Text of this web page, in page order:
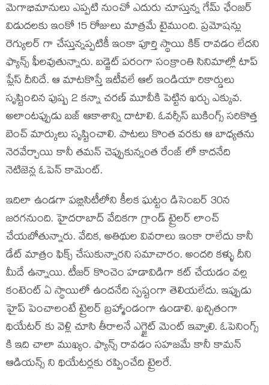
మెగాభిమానులు ఎప్పటి నుంచో ఎదురు చూస్తున్న గేమ్ ఛేంజర్
విడుదలకు ఇంకో 15 రోజులు మాత్రమే టైముంది. ప్రమోషన్లు
రెగ్యులర్ గా చేస్తున్నప్పటికీ ఇంకా పూర్తి స్థాయి కిక్ రావడం లేదని
ఫ్యాన్స్ ఫీలవుతున్నారు. బడ్జెట్ పరంగా సంక్రాంతి సినిమాల్లో టాప్
ప్లేస్ దీనిదే. ఆ మాటకొస్తే ఇటీవలే ఆల్ ఇండియా రికార్డులు
సృష్టించిన పుష్ప 2 కన్నా చరణ్ మూవీకి పెట్టిన ఖర్చు ఎక్కువ.
అలాంటప్పుడు బజ్ ఆకాశాన్ని దాటాలి. ఓవర్సీస్ బుకింగ్స్ సరికొత్త
బెంచ్ మార్కులు సృష్టించాలి. పాటలు కొంత వరకు ఆ బాధ్యతను
నెరవేర్చాయి కానీ తమన్ చెప్పుకున్నంత రేంజ్ లో కాదనేది
నెటిజెన్ల ఓపెన్ కామెంట్.
ఇదిలా ఉండగా పబ్లిసిటీలోని కీలక ఘట్టం డిసెంబర్ 30న
జరగనుంది. హైదరాబాద్ వేదికగా గ్రాండ్ ట్రైలర్ లాంచ్
చేయబోతున్నారు. వేదిక, అతిథుల వివరాలు ఇంకా రాలేదు కానీ
డేట్ మాత్రం ఫిక్స్ చేసుకున్నారని సమాచారం. అందరి కళ్ళు దీని
మీదే ఉన్నాయి. టీజర్ కొంచెం హడావిడిగా కట్ చేయడం వల్ల
కంటెంట్ ఏ స్థాయిలో ఉందనేది స్పష్టంగా తెలియలేదు. ఇప్పుడు
హైప్ పెంచాలంటే ట్రైలర్ బ్రహ్మాండంగా ఉండాలి. ఖచ్చితంగా
థియేటర్ కు వెళ్లి చూసి తీరాలనే ఎగ్జైట్ మెంట్ ఇవ్వాలి. ఓపెనింగ్స్
కి ఇది చాలా ముఖ్యం. ఫ్యాన్స్ రావడం సహజమే కానీ కామన్
ఆడియన్స్ ని థియేటర్లకు రప్పించేది ట్రైలరే.